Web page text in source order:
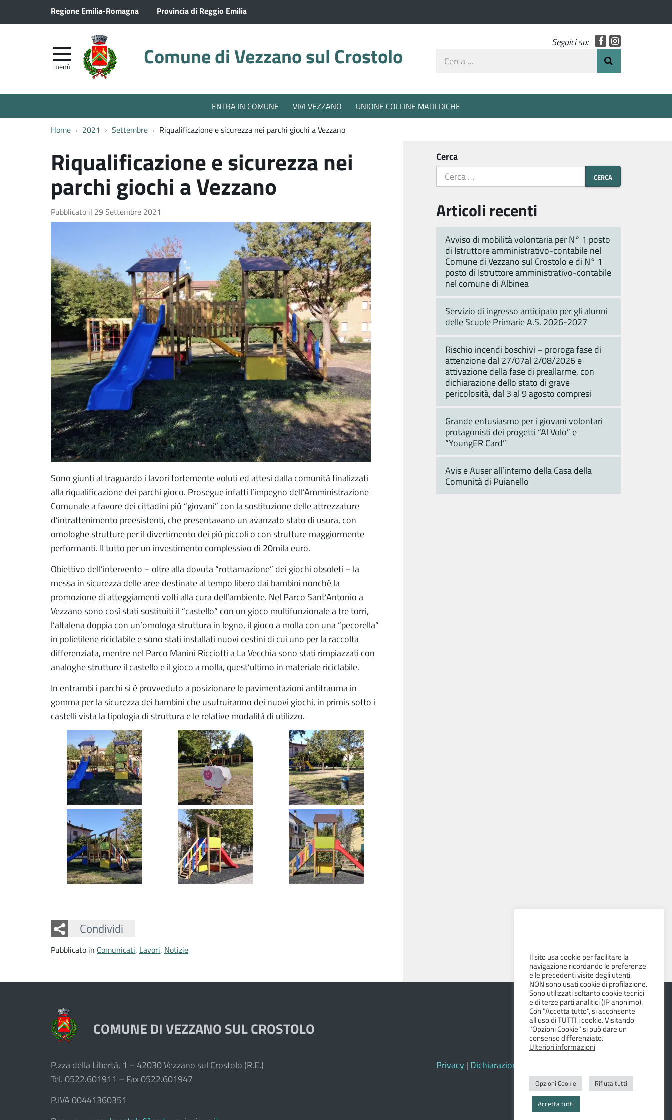
Regione Emilia-Romagna Provincia di Reggio Emilia
Comune di Vezzano sul Crostolo
menù
Seguici su: Facebook
Cerca
ENTRA IN COMUNE VIVI VEZZANO UNIONE COLLINE MATILDICHE
Home 2021 Settembre Riqualificazione e sicurezza nei parchi giochi a Vezzano
Riqualificazione e sicurezza nei
parchi giochi a Vezzano
Pubblicato il 29 Settembre 2021
Sono giunti al traguardo i lavori fortemente voluti ed attesi dalla comunità finalizzati
alla riqualificazione dei parchi gioco. Prosegue infatti l’impegno dell’Amministrazione
Comunale a favore dei cittadini più “giovani” con la sostituzione delle attrezzature
d’intrattenimento preesistenti, che presentavano un avanzato stato di usura, con
omologhe strutture per il divertimento dei più piccoli o con strutture maggiormente
performanti. Il tutto per un investimento complessivo di 20mila euro.
Obiettivo dell’intervento – oltre alla dovuta “rottamazione” dei giochi obsoleti – la
messa in sicurezza delle aree destinate al tempo libero dai bambini nonché la
promozione di atteggiamenti volti alla cura dell’ambiente. Nel Parco Sant’Antonio a
Vezzano sono così stati sostituiti il “castello” con un gioco multifunzionale a tre torri,
l’altalena doppia con un’omologa struttura in legno, il gioco a molla con una “pecorella”
in polietilene riciclabile e sono stati installati nuovi cestini di cui uno per la raccolta
differenziata, mentre nel Parco Manini Ricciotti a La Vecchia sono stati rimpiazzati con
analoghe strutture il castello e il gioco a molla, quest’ultimo in materiale riciclabile.
In entrambi i parchi si è provveduto a posizionare le pavimentazioni antitrauma in
gomma per la sicurezza dei bambini che usufruiranno dei nuovi giochi, in primis sotto i
castelli vista la tipologia di struttura e le relative modalità di utilizzo.
Condividi
Facebook
Twitter
Whatsapp
Pubblicato in Comunicati, Lavori, Notizie
Cerca
Articoli recenti
Avviso di mobilità volontaria per N° 1 posto
di Istruttore amministrativo-contabile nel
Comune di Vezzano sul Crostolo e di N° 1
posto di Istruttore amministrativo-contabile
nel comune di Albinea
Servizio di ingresso anticipato per gli alunni
delle Scuole Primarie A.S. 2026-2027
Rischio incendi boschivi – proroga fase di
attenzione dal 27/07al 2/08/2026 e
attivazione della fase di preallarme, con
dichiarazione dello stato di grave
pericolosità, dal 3 al 9 agosto compresi
Grande entusiasmo per i giovani volontari
protagonisti dei progetti “Al Volo” e
“YoungER Card”
Avis e Auser all’interno della Casa della
Comunità di Puianello
COMUNE DI VEZZANO SUL CROSTOLO
P.zza della Libertà, 1 – 42030 Vezzano sul Crostolo (R.E.)
Tel. 0522.601911 – Fax 0522.601947
P.IVA 00441360351
Privacy | Dichiarazione di accessibilità e feedback
Il sito usa cookie per facilitare la
navigazione ricordando le preferenze
e le precedenti visite degli utenti.
NON sono usati cookie di profilazione.
Sono utilizzati soltanto cookie tecnici
e di terze parti analitici (IP anonimo).
Con "Accetta tutto", si acconsente
all'uso di TUTTI i cookie. Visitando
"Opzioni Cookie" si può dare un
consenso differenziato.
Ulteriori informazioni
Opzioni Cookie Rifiuta tutti
Accetta tutti